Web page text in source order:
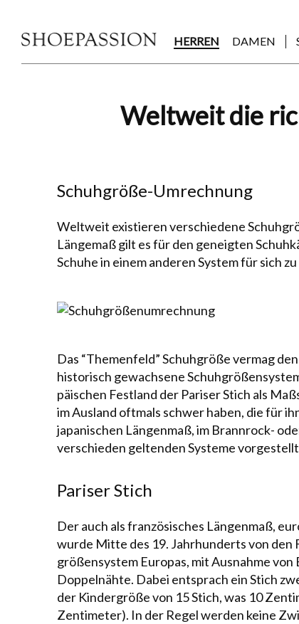
HERREN DAMEN
Weltweit die
Schuhgröße-Umrechnung
Weltweit existieren verschiedene
Längemaß gilt es für den ge­neig­ten
Schuhe in einem anderen System für sich
Das “Themenfeld”Schuhgrößevermag
historisch gewachsene
pä­ischen Fest­land der Pariser Stich als
im Ausland oft­mals schwer ha­ben, die für
japanischen Längenmaß, im Brann­rock-
verschieden gel­ten­den Systeme
Pariser Stich
Der auch als französisches Längenmaß,
wurde Mitte des 19. Jahr­hun­derts von
größen­system Europas, mit Ausnahme
Dop­pel­näh­te. Dabei ent­sprach ein Stich
der Kindergröße von 15 Stich, was 10
Zentimeter). In der Regel werden keine